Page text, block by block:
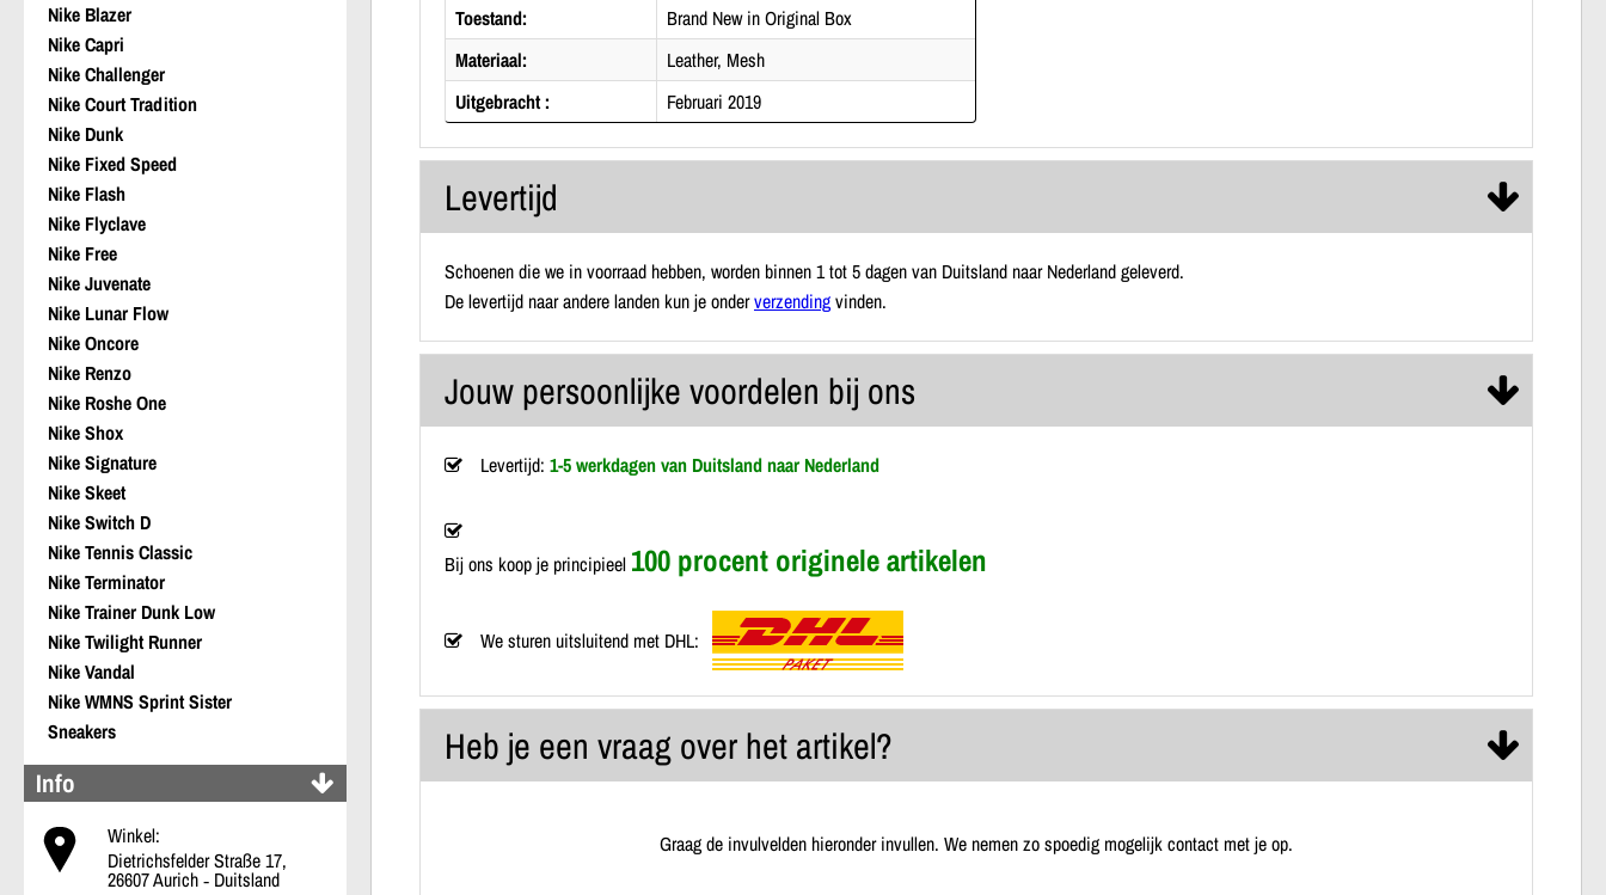
Nike Blazer
Nike Capri
Nike Challenger
Nike Court Tradition
Nike Dunk
Nike Fixed Speed
Nike Flash
Nike Flyclave
Nike Free
Nike Juvenate
Nike Lunar Flow
Nike Oncore
Nike Renzo
Nike Roshe One
Nike Shox
Nike Signature
Nike Skeet
Nike Switch D
Nike Tennis Classic
Nike Terminator
Nike Trainer Dunk Low
Nike Twilight Runner
Nike Vandal
Nike WMNS Sprint Sister
Sneakers
Info
Winkel:
Dietrichsfelder Straße 17,
26607 Aurich ‐ Duitsland
Toestand:
Brand New in Original Box
Materiaal:
Leather, Mesh
Uitgebracht :
Februari 2019
Levertijd
Schoenen die we in voorraad hebben, worden binnen 1 tot 5 dagen van Duitsland naar Nederland geleverd.
De levertijd naar andere landen kun je onderverzendingvinden.
Jouw persoonlijke voordelen bij ons
Levertijd: 1-5 werkdagen van Duitsland naar Nederland
Bij ons koop je principieel 100 procent originele artikelen
We sturen uitsluitend met DHL:
Heb je een vraag over het artikel?
Graag de invulvelden hieronder invullen. We nemen zo spoedig mogelijk contact met je op.